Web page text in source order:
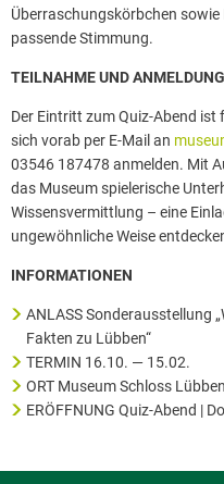
Überraschungskörbchen
passende Stimmung.
TEILNAHME UND ANMELDUNG
Der Eintritt zum Quiz-Abend
sich vorab per E-Mail an
03546 187478 anmelden. Mit
das Museum spielerische
Wissensvermittlung – eine
ungewöhnliche Weise
INFORMATIONEN
ANLASS Sonderausstellung
Fakten zu Lübben“
TERMIN 16.10. — 15.02.
ORT Museum Schloss Lübben
ERÖFFNUNG Quiz-Abend |